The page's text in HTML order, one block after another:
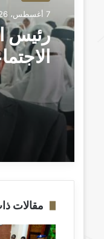
7 أغسطس، 2026
رئيس
بعد الحرب ــ
مقالات